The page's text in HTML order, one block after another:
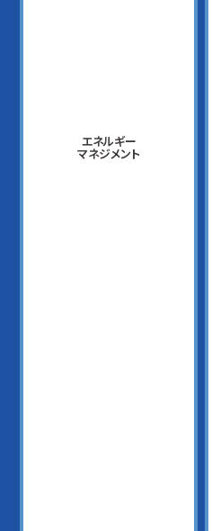
エネルギー
マネジメント